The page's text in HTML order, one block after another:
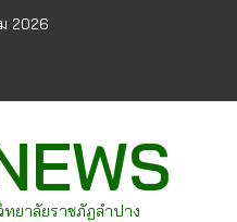
2026
ยาลัยราชภัฏลำปาง